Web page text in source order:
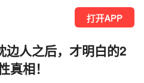
打开APP
边人之后，才明白的2
真相！